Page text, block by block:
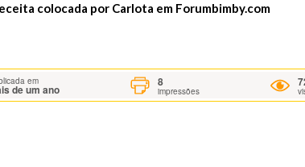
colocada por Carlota em Forumbimby.com
em
de um ano
8
impressões